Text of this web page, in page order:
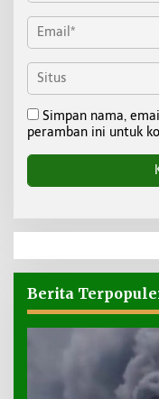
Simpan nama,
peramban ini untuk
Berita